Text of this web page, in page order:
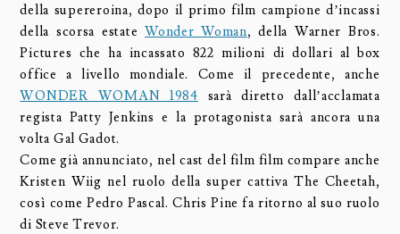
della supereroina, dopo il primo film campione d’incassi
della scorsa estateWonder Woman, della Warner Bros.
Pictures che ha incassato 822 milioni di dollari al box
office a livello mondiale. Come il precedente, anche
WONDER WOMAN 1984 sarà diretto dall’acclamata
regista Patty Jenkins e la protagonista sarà ancora una
volta Gal Gadot.
Come già annunciato, nel cast del film film compare anche
Kristen Wiig nel ruolo della super cattiva The Cheetah,
così come Pedro Pascal. Chris Pine fa ritorno al suo ruolo
di Steve Trevor.